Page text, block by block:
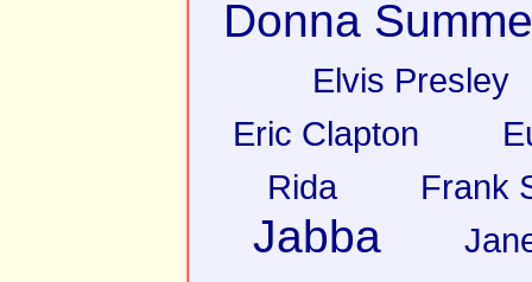
Donna
Elvis Presley
Eric Clapton
Rida
Frank
Jabba